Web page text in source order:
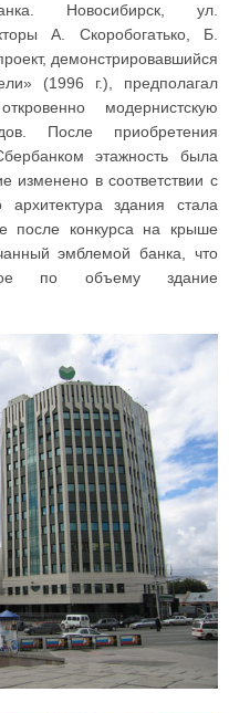
Новосибирск, ул.
А. Скоробогатько, Б.
демонстрировавшийся
(1996 г.), предполагал
модернистскую
После приобретения
этажность была
изменено в соответствии с
архитектура здания стала
после конкурса на крыше
эмблемой банка, что
по объему здание